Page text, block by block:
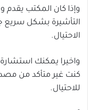
وإذا كان المكتب يقدم
التأشيرة بشكل سريع
الاحتيال.
واخيرا يمكنك استشارة
كنت غير متأكد من
للاحتيال.